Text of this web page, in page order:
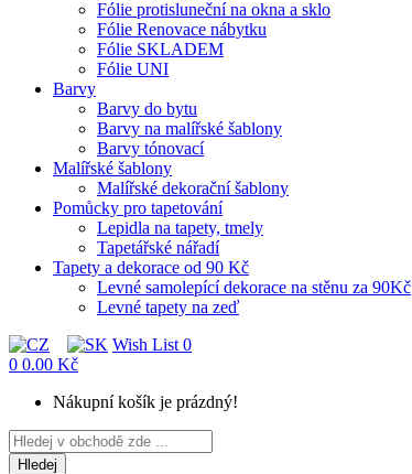
Fólie protisluneční na okna a sklo
Fólie Renovace nábytku
Fólie SKLADEM
Fólie UNI
Barvy
Barvy do bytu
Barvy na malířské šablony
Barvy tónovací
Malířské šablony
Malířské dekorační šablony
Pomůcky pro tapetování
Lepidla na tapety, tmely
Tapetářské nářadí
Tapety a dekorace od 90 Kč
Levné samolepící dekorace na stěnu za 90Kč
Levné tapety na zeď
Wish List 0
0 0.00 Kč
Nákupní košík je prázdný!
Hledej